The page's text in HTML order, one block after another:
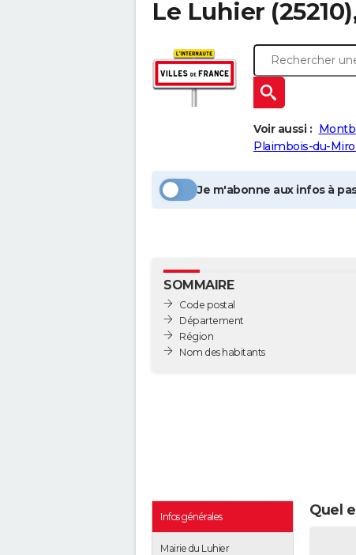
Le Luhier
Voir aussi :
Plaimbois-du-
Je m'abonne aux infos à
SOMMAIRE
Code postal
Département
Région
Nom des habitants
Infos générales
Mairie du Luhier
Quel